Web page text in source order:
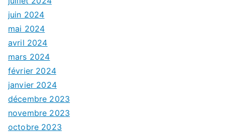
juin 2024
mai 2024
avril 2024
mars 2024
février 2024
janvier 2024
décembre 2023
novembre 2023
octobre 2023